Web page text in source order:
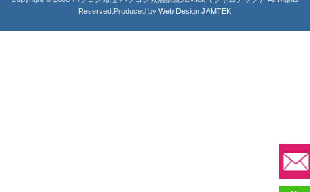
Reserved.Produced byWeb Design JAMTEK